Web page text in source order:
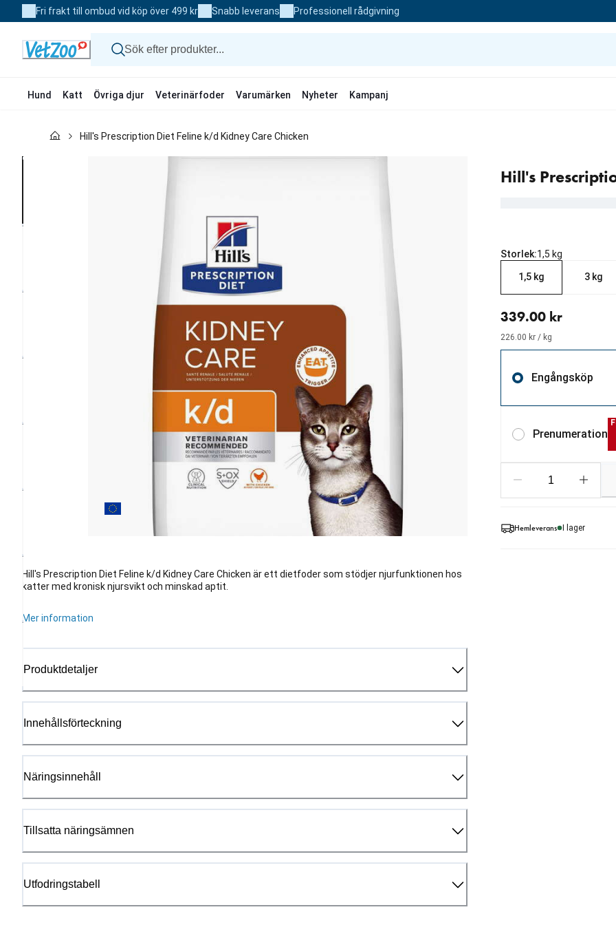
to
Fri frakt till ombud vid köp över 499 kr Snabb leverans Professionell rådgivning
Hund Katt Övriga djur Veterinärfoder Varumärken Nyheter Kampanj
Hill's Prescription Diet Feline k/d Kidney Care Chicken
Hill's
Hill's Prescription Diet Feline k/d Kidney Care Chicken är ett dietfoder som stödjer njurfunktionen hos
katter med kronisk njursvikt och minskad aptit.
Mer information
Produktdetaljer
Innehållsförteckning
Näringsinnehåll
Tillsatta näringsämnen
Utfodringstabell
Storlek:1,5 kg
1,5 kg 3 kg
339.00 kr
226.00 kr / kg
Engångsköp
Prenumeration
Hemleverans I lager